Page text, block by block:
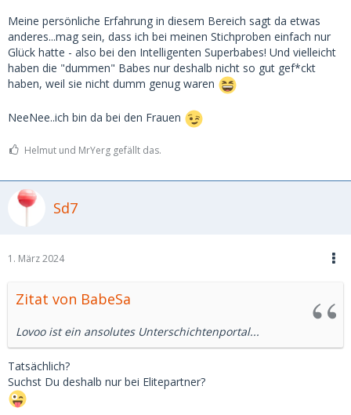
Meine persönliche Erfahrung in diesem Bereich sagt da etwas
anderes...mag sein, dass ich bei meinen Stichproben einfach nur
Glück hatte - also bei den Intelligenten Superbabes! Und vielleicht
haben die "dummen" Babes nur deshalb nicht so gut gef*ckt
haben, weil sie nicht dumm genug waren
NeeNee..ich bin da bei den Frauen
Helmut und MrYerg gefällt das.
Sd7
1. März 2024
Zitat von BabeSa
Lovoo ist ein ansolutes Unterschichtenportal...
Tatsächlich?
Suchst Du deshalb nur bei Elitepartner?